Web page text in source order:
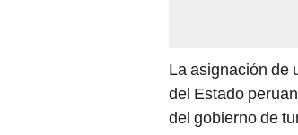
La asignación de
del Estado
del gobierno de